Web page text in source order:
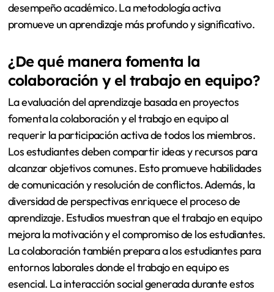
desempeño académico. La metodología activa
promueve un aprendizaje más profundo y significativo.
¿De qué manera fomenta la
colaboración y el trabajo en equipo?
La evaluación del aprendizaje basada en proyectos
fomenta la colaboración y el trabajo en equipo al
requerir la participación activa de todos los miembros.
Los estudiantes deben compartir ideas y recursos para
alcanzar objetivos comunes. Esto promueve habilidades
de comunicación y resolución de conflictos. Además, la
diversidad de perspectivas enriquece el proceso de
aprendizaje. Estudios muestran que el trabajo en equipo
mejora la motivación y el compromiso de los estudiantes.
La colaboración también prepara a los estudiantes para
entornos laborales donde el trabajo en equipo es
esencial. La interacción social generada durante estos